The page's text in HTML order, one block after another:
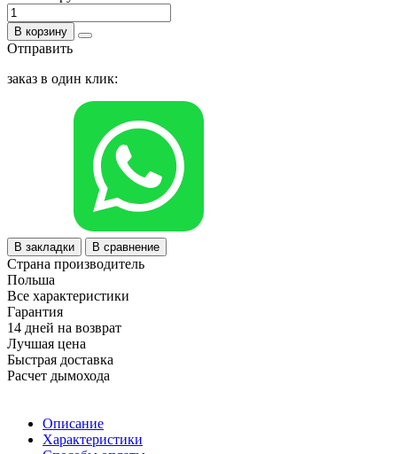
В корзину
Отправить
заказ в один клик:
В закладки В сравнение
Страна производитель
Польша
Все характеристики
Гарантия
14 дней на возврат
Лучшая цена
Быстрая доставка
Расчет дымохода
Описание
Характеристики